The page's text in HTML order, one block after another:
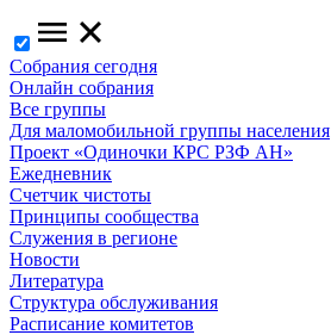
Собрания сегодня
Онлайн собрания
Все группы
Для маломобильной группы населения
Проект «Одиночки КРС РЗФ АН»
Ежедневник
Счетчик чистоты
Принципы сообщества
Служения в регионе
Новости
Литература
Структура обслуживания
Расписание комитетов